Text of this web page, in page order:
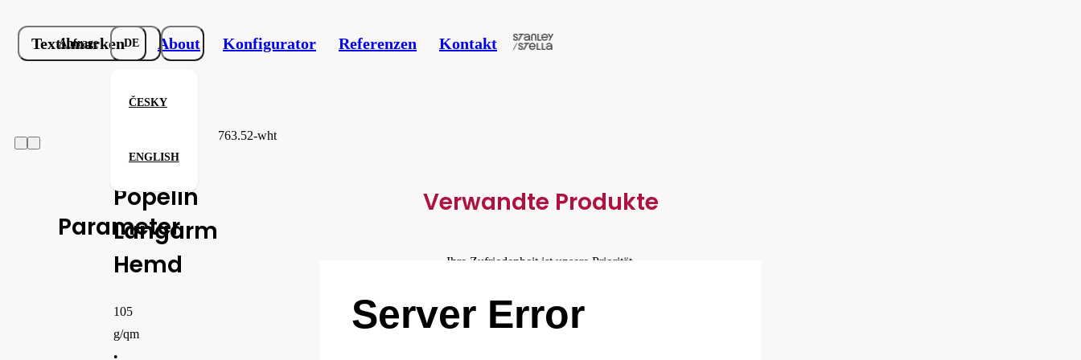
Server Error
Textilmarken About Konfigurator Referenzen Kontakt
Anfrage DE
ČESKY
ENGLISH
Kinder Popelin Langarm Hemd
Kinder
Popelin
Langarm
Hemd
763.52-wht
105
g/qm
•
Parameter
Verwandte Produkte
Ihre Zufriedenheit ist unsere Priorität.